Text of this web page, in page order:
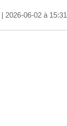
| 2026-06-02 à 15:31